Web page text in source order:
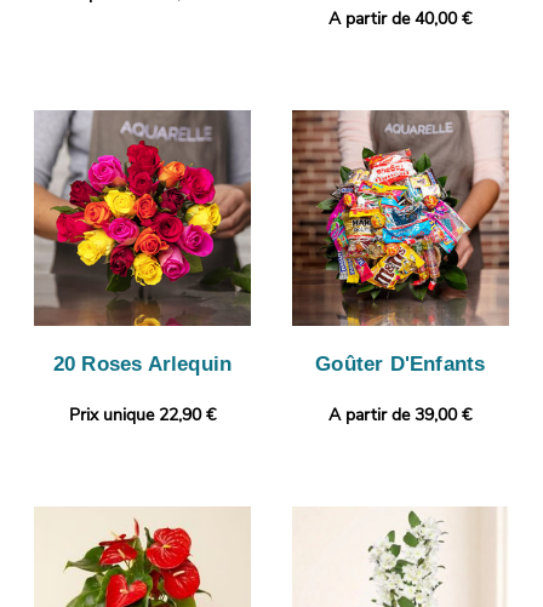
A partir de 40,00 €
20 Roses Arlequin
Prix unique 22,90 €
Goûter D'Enfants
A partir de 39,00 €